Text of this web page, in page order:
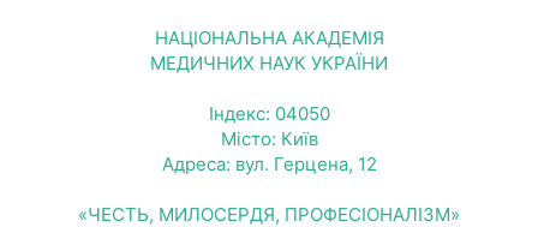
НАЦІОНАЛЬНА АКАДЕМІЯ
МЕДИЧНИХ НАУК УКРАЇНИ
Індекс: 04050
Місто: Київ
Адреса: вул. Герцена, 12
«ЧЕСТЬ, МИЛОСЕРДЯ, ПРОФЕСІОНАЛІЗМ»